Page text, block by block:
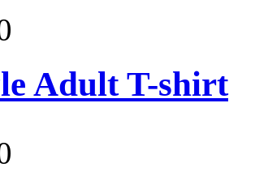
Adult T-shirt